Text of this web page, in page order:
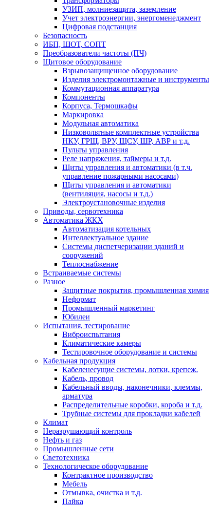
УЗИП, молниезащита, заземление
Учет электроэнергии, энергоменеджмент
Цифровая подстанция
Безопасность
ИБП, ШОТ, СОПТ
Преобразователи частоты (ПЧ)
Щитовое оборудование
Взрывозащищенное оборудование
Изделия электромонтажные и инструменты
Коммутационная аппаратура
Компоненты
Корпуса, Термошкафы
Маркировка
Модульная автоматика
Низковольтные комплектные устройства
НКУ, ГРЩ, ВРУ, ЩСУ, ШР, АВР и т.д.
Пульты управления
Реле напряжения, таймеры и т.д.
Щиты управления и автоматики (в т.ч.
управление пожарными насосами)
Щиты управления и автоматики
(вентиляция, насосы и т.д.)
Электроустановочные изделия
Приводы, сервотехника
Автоматика ЖКХ
Автоматизация котельных
Интеллектуальное здание
Системы диспетчеризации зданий и
сооружений
Теплоснабжение
Встраиваемые системы
Разное
Защитные покрытия, промышленная химия
Неформат
Промышленный маркетинг
Юбилеи
Испытания, тестирование
Виброиспытания
Климатические камеры
Тестировочное оборудование и системы
Кабельная продукция
Кабеленесущие системы, лотки, крепеж.
Кабель, провод
Кабельный вводы, наконечники, клеммы,
арматура
Распределительные коробки, короба и т.д.
Трубные системы для прокладки кабелей
Климат
Неразрушающий контроль
Нефть и газ
Промышленные сети
Светотехника
Технологическое оборудование
Контрактное производство
Мебель
Отмывка, очистка и т.д.
Пайка